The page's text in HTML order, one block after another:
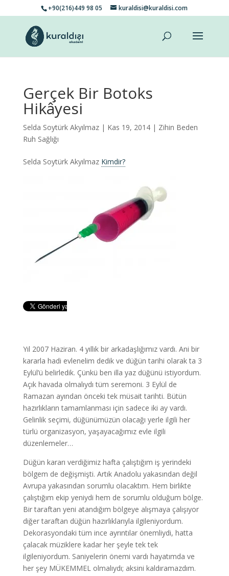
+90(216)449 98 05 kuraldisi@kuraldisi.com
Gerçek Bir Botoks
Hikâyesi
Selda Soytürk Akyılmaz| Kas 19, 2014 | Zihin Beden
Ruh Sağlığı
Selda Soytürk Akyılmaz Kimdir?
Yıl 2007 Haziran. 4 yıllık bir arkadaşlığımız vardı. Ani bir
kararla hadi evlenelim dedik ve düğün tarihi olarak ta 3
Eylül’ü belirledik. Çünkü ben illa yaz düğünü istiyordum.
Açık havada olmalıydı tüm seremoni. 3 Eylül de
Ramazan ayından önceki tek müsait tarihti. Bütün
hazırlıkların tamamlanması için sadece iki ay vardı.
Gelinlik seçimi, düğünümüzün olacağı yerle ilgili her
türlü organizasyon, yaşayacağımız evle ilgili
düzenlemeler…
Düğün kararı verdiğimiz hafta çalıştığım iş yerindeki
bölgem de değişmişti. Artık Anadolu yakasından değil
Avrupa yakasından sorumlu olacaktım. Hem birlikte
çalıştığım ekip yeniydi hem de sorumlu olduğum bölge.
Bir taraftan yeni atandığım bölgeye alışmaya çalışıyor
diğer taraftan düğün hazırlıklarıyla ilgileniyordum.
Dekorasyondaki tüm ince ayrıntılar önemliydi, hatta
çalacak müziklere kadar her şeyle tek tek
ilgileniyordum. Saniyelerin önemi vardı hayatımda ve
her şey MÜKEMMEL olmalıydı; aksini kaldıramazdım.